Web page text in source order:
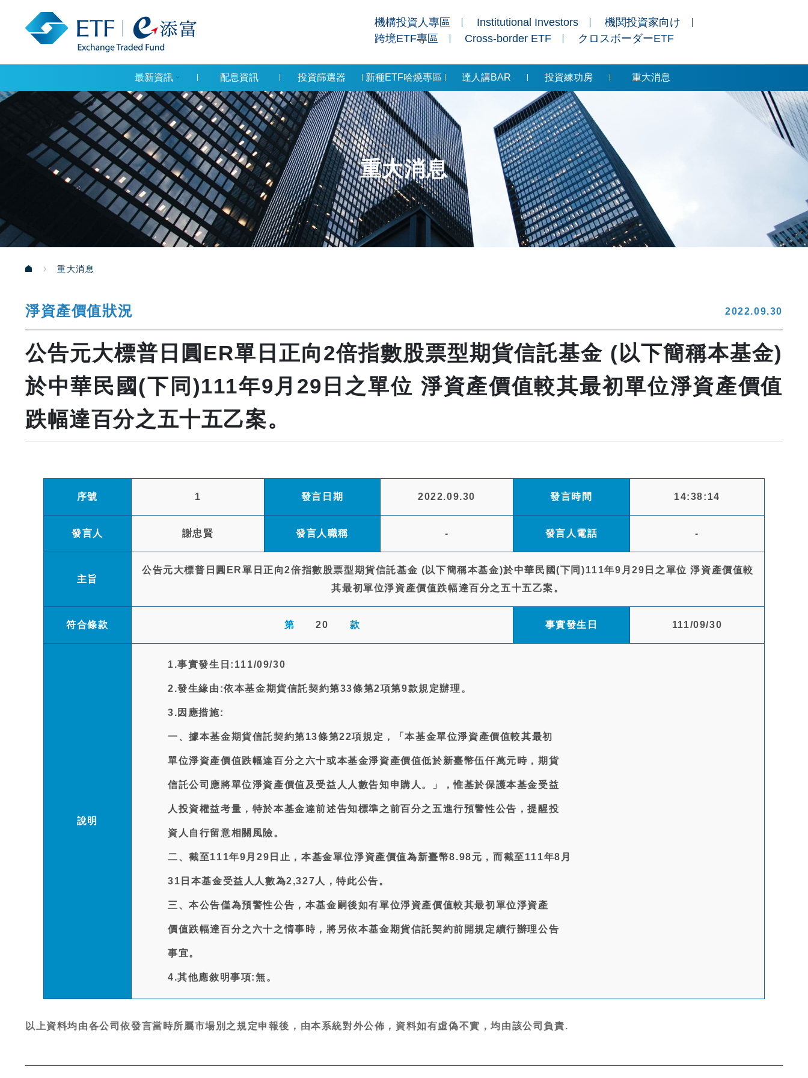
機構投資人專區 Institutional Investors
機関投資家向け
跨境ETF專區
Cross-border ETF クロスボーダーETF
最新資訊 配息資訊 投資篩選器 新種ETF哈燒專區 達人講BAR 投資練功房 重大消息
重大消息
重大消息
淨資產價值狀況 2022.09.30
公告元大標普日圓ER單日正向2倍指數股票型期貨信託基金 (以下簡稱本基金)
於中華民國(下同)111年9月29日之單位 淨資產價值較其最初單位淨資產價值
跌幅達百分之五十五乙案。
序號 1 發言日期 2022.09.30 發言時間 14:38:14
發言人 謝忠賢 發言人職稱 - 發言人電話 -
主旨
公告元大標普日圓ER單日正向2倍指數股票型期貨信託基金 (以下簡稱本基金)於中華民國(下同)111年9月29日之單位 淨資產價值較
其最初單位淨資產價值跌幅達百分之五十五乙案。
符合條款 第 20 款 事實發生日 111/09/30
說明
1.事實發生日:111/09/30
2.發生緣由:依本基金期貨信託契約第33條第2項第9款規定辦理。
3.因應措施:
一、據本基金期貨信託契約第13條第22項規定，「本基金單位淨資產價值較其最初
單位淨資產價值跌幅達百分之六十或本基金淨資產價值低於新臺幣伍仟萬元時，期貨
信託公司應將單位淨資產價值及受益人人數告知申購人。」，惟基於保護本基金受益
人投資權益考量，特於本基金達前述告知標準之前百分之五進行預警性公告，提醒投
資人自行留意相關風險。
二、截至111年9月29日止，本基金單位淨資產價值為新臺幣8.98元，而截至111年8月
31日本基金受益人人數為2,327人，特此公告。
三、本公告僅為預警性公告，本基金嗣後如有單位淨資產價值較其最初單位淨資產
價值跌幅達百分之六十之情事時，將另依本基金期貨信託契約前開規定續行辦理公告
事宜。
4.其他應敘明事項:無。
以上資料均由各公司依發言當時所屬市場別之規定申報後，由本系統對外公佈，資料如有虛偽不實，均由該公司負責.